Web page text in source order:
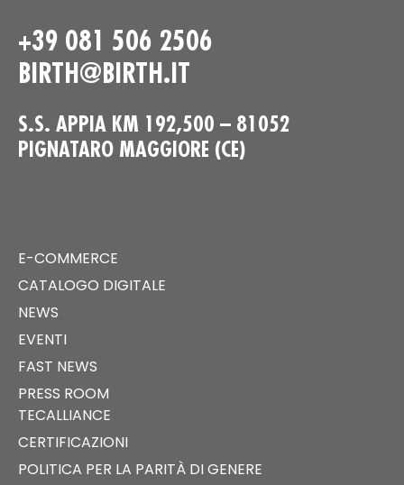
+39 081 506 2506
BIRTH@BIRTH.IT
S.S. APPIA KM 192,500 – 81052
PIGNATARO MAGGIORE (CE)
E-COMMERCE
CATALOGO DIGITALE
NEWS
EVENTI
FAST NEWS
PRESS ROOM
TECALLIANCE
CERTIFICAZIONI
POLITICA PER LA PARITÀ DI GENERE